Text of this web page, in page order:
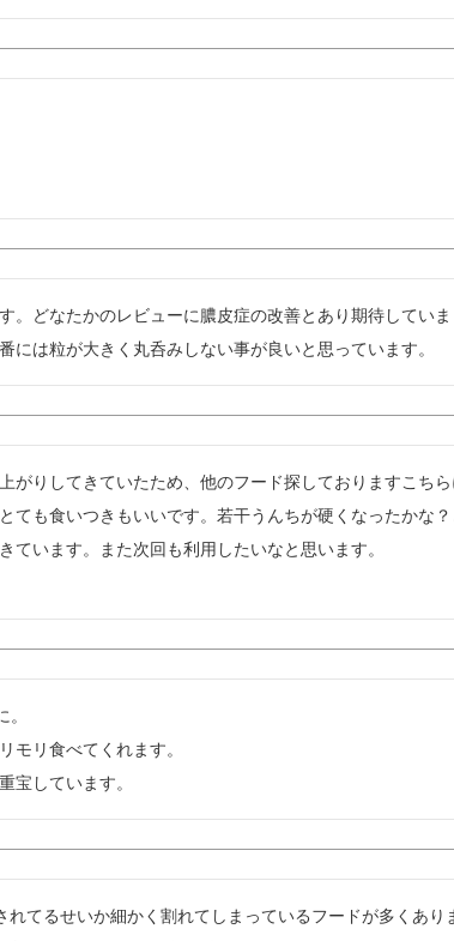
。どなたかのレビューに膿皮症の改善とあり期待していま
には粒が大きく丸呑みしない事が良いと思っています。
がりしてきていたため、他のフード探しておりますこちら
ても食いつきもいいです。若干うんちが硬くなったかな？
ています。また次回も利用したいなと思います。
モリ食べてくれます。
宝しています。
てるせいか細かく割れてしまっているフードが多くあり